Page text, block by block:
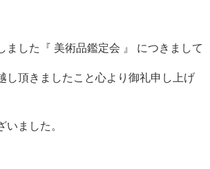
ました『 美術品鑑定会 』 につきまして
し頂きましたこと心より御礼申し上げ
いました。